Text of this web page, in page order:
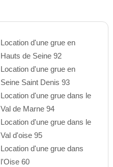
Location d'une grue en
Hauts de Seine 92
Location d'une grue en
Seine Saint Denis 93
Location d'une grue dans le
Val de Marne 94
Location d'une grue dans le
Val d'oise 95
Location d'une grue dans
l'Oise 60